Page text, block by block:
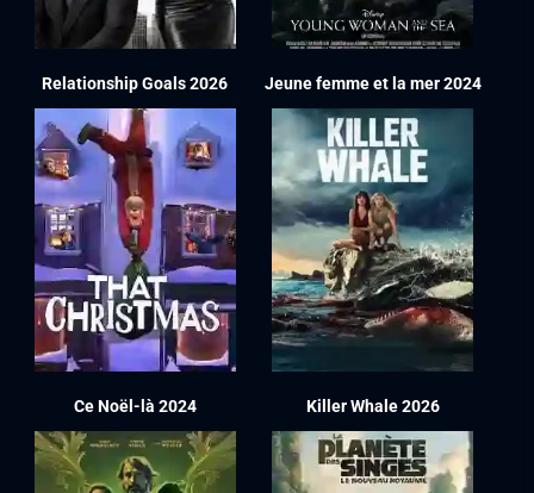
Relationship Goals 2026 Jeune femme et la mer 2024
Ce Noël-là 2024 Killer Whale 2026